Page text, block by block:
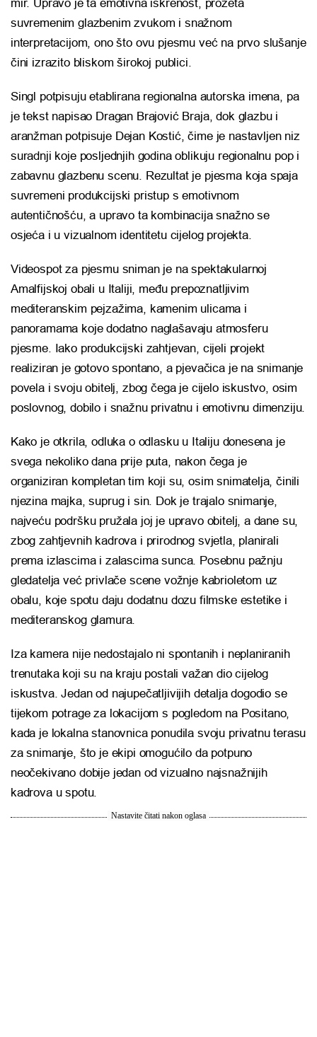
mir. Upravo je ta emotivna iskrenost, prožeta
suvremenim glazbenim zvukom i snažnom
interpretacijom, ono što ovu pjesmu već na prvo slušanje
čini izrazito bliskom širokoj publici.
Singl potpisuju etablirana regionalna autorska imena, pa
je tekst napisao Dragan Brajović Braja, dok glazbu i
aranžman potpisuje Dejan Kostić, čime je nastavljen niz
suradnji koje posljednjih godina oblikuju regionalnu pop i
zabavnu glazbenu scenu. Rezultat je pjesma koja spaja
suvremeni produkcijski pristup s emotivnom
autentičnošću, a upravo ta kombinacija snažno se
osjeća i u vizualnom identitetu cijelog projekta.
Videospot za pjesmu sniman je na spektakularnoj
Amalfijskoj obali u Italiji, među prepoznatljivim
mediteranskim pejzažima, kamenim ulicama i
panoramama koje dodatno naglašavaju atmosferu
pjesme. Iako produkcijski zahtjevan, cijeli projekt
realiziran je gotovo spontano, a pjevačica je na snimanje
povela i svoju obitelj, zbog čega je cijelo iskustvo, osim
poslovnog, dobilo i snažnu privatnu i emotivnu dimenziju.
Kako je otkrila, odluka o odlasku u Italiju donesena je
svega nekoliko dana prije puta, nakon čega je
organiziran kompletan tim koji su, osim snimatelja, činili
njezina majka, suprug i sin. Dok je trajalo snimanje,
najveću podršku pružala joj je upravo obitelj, a dane su,
zbog zahtjevnih kadrova i prirodnog svjetla, planirali
prema izlascima i zalascima sunca. Posebnu pažnju
gledatelja već privlače scene vožnje kabrioletom uz
obalu, koje spotu daju dodatnu dozu filmske estetike i
mediteranskog glamura.
Iza kamera nije nedostajalo ni spontanih i neplaniranih
trenutaka koji su na kraju postali važan dio cijelog
iskustva. Jedan od najupečatljivijih detalja dogodio se
tijekom potrage za lokacijom s pogledom na Positano,
kada je lokalna stanovnica ponudila svoju privatnu terasu
za snimanje, što je ekipi omogućilo da potpuno
neočekivano dobije jedan od vizualno najsnažnijih
kadrova u spotu.
Nastavite čitati nakon oglasa